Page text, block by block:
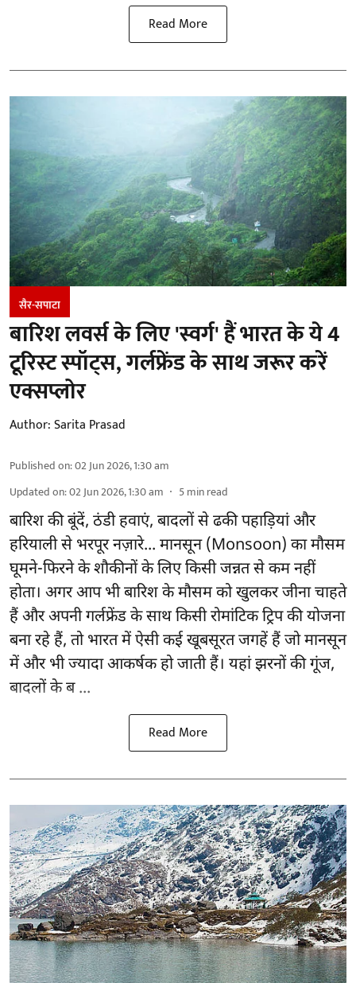
Read More
सैर-सपाटा
बारिश लवर्स के लिए 'स्वर्ग' हैं भारत के ये 4
टूरिस्ट स्पॉट्स, गर्लफ्रेंड के साथ जरूर करें
एक्सप्लोर
Author:Sarita Prasad
Published on:02 Jun 2026, 1:30 am
Updated on:02 Jun 2026, 1:30 am 5min read
बारिश की बूंदें, ठंडी हवाएं, बादलों से ढकी पहाड़ियां और
हरियाली से भरपूर नज़ारे... मानसून (Monsoon) का मौसम
घूमने-फिरने के शौकीनों के लिए किसी जन्नत से कम नहीं
होता। अगर आप भी बारिश के मौसम को खुलकर जीना चाहते
हैं और अपनी गर्लफ्रेंड के साथ किसी रोमांटिक ट्रिप की योजना
बना रहे हैं, तो भारत में ऐसी कई खूबसूरत जगहें हैं जो मानसून
में और भी ज्यादा आकर्षक हो जाती हैं। यहां झरनों की गूंज,
बादलों के ब ...
Read More